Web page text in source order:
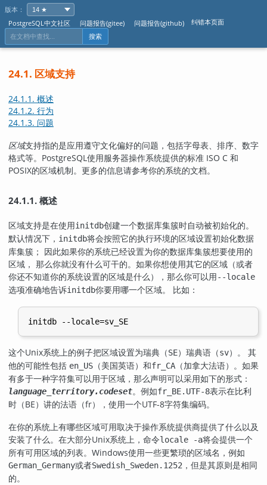
版本：
PostgreSQL中文社区
问题报告(gitee) 问题报告(github) 纠错本页面
搜索
24.1. 区域支持
24.1.1. 概述
24.1.2. 行为
24.1.3. 问题
区域支持指的是应用遵守文化偏好的问题，包括字母表、排序、数字
格式等。 PostgreSQL使用服务器操作系统提供的标准 ISO C 和
POSIX的区域机制。更多的信息请参考你的系统的文档。
24.1.1. 概述
区域支持是在使用initdb创建一个数据库集簇时自动被初始化的。
默认情况下， initdb将会按照它的执行环境的区域设置初始化数据
库集簇； 因此如果你的系统已经设置为你的数据库集簇想要使用的
区域， 那么你就没有什么可干的。如果你想使用其它的区域（或者
你还不知道你的系统设置的区域是什么），那么你可以用--locale
选项准确地告诉initdb你要用哪一个区域。 比如：
这个Unix系统上的例子把区域设置为瑞典（SE）瑞典语（sv）。 其
他的可能性包括 en_US （美国英语）和fr_CA （加拿大法语）。如果
有多于一种字符集可以用于区域，那么声明可以采用如下的形式：
language_territory.codeset。例如fr_BE.UTF-8表示在比利
时（BE）讲的法语（fr），使用一个UTF-8字符集编码。
在你的系统上有哪些区域可用取决于操作系统提供商提供了什么以及
安装了什么。在大部分Unix系统上，命令locale -a将会提供一个
所有可用区域的列表。Windows使用一些更繁琐的区域名，例如
German_Germany或者Swedish_Sweden.1252 ，但是其原则是相同
的。